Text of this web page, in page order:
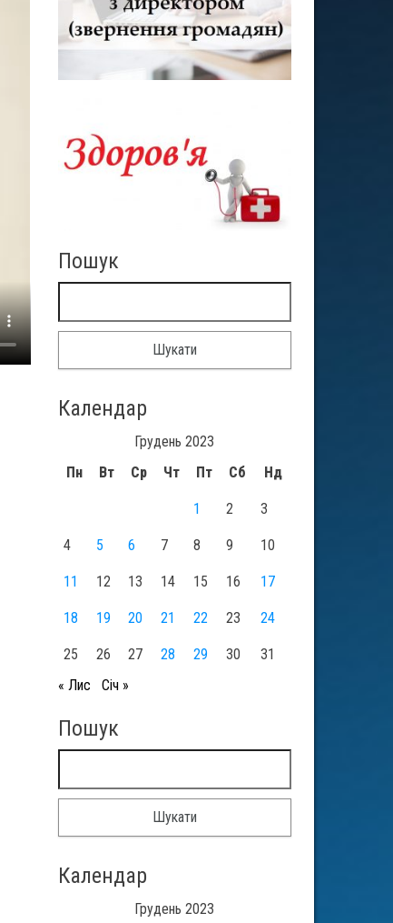
Пошук
Календар
Грудень 2023
Пн
Вт Ср Чт Пт Сб Нд
1 2 3
4 5 6 7 8 9 10
11 12 13 14 15 16 17
18 19 20 21 22 23 24
25 26 27 28 29 30
31
« Лис
Січ »
Пошук
Календар
Грудень 2023